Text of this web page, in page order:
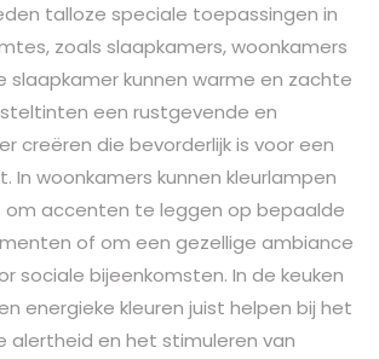
talloze speciale toepassingen in
zoals slaapkamers, woonkamers
slaapkamer kunnen warme en zachte
een rustgevende en
creëren die bevorderlijk is voor een
In woonkamers kunnen kleurlampen
om accenten te leggen op bepaalde
of om een gezellige ambiance
sociale bijeenkomsten. In de keuken
energieke kleuren juist helpen bij het
alertheid en het stimuleren van